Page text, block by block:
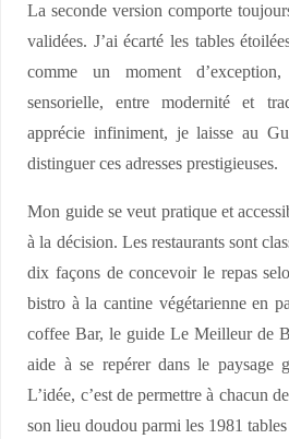
La seconde version comporte
validées. J’ai écarté les tables
comme un moment
sensorielle, entre modernité et
apprécie infiniment, je laisse au
distinguer ces adresses prestigieuses.
Mon guide se veut pratique et
à la décision. Les restaurants sont
dix façons de concevoir le repas
bistro à la cantine végétarienne en
coffee Bar, le guide Le Meilleur de
aide à se repérer dans le paysage
L’idée, c’est de permettre à chacun
son lieu doudou parmi les 1981